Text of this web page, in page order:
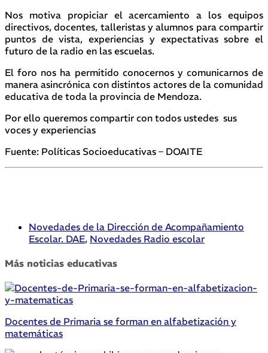
Nos motiva propiciar el acercamiento a los equipos
directivos, docentes, talleristas y alumnos para compartir
puntos de vista, experiencias y expectativas sobre el
futuro de la radio en las escuelas.
El foro nos ha permitido conocernos y comunicarnos de
manera asincrónica con distintos actores de la comunidad
educativa de toda la provincia de Mendoza.
Por ello queremos compartir con todos ustedes sus
voces y experiencias
Fuente: Políticas Socioeducativas – DOAITE
Novedades de la Dirección de Acompañamiento
Escolar. DAE, Novedades Radio escolar
Más noticias educativas
Docentes de Primaria se forman en alfabetización y
matemáticas